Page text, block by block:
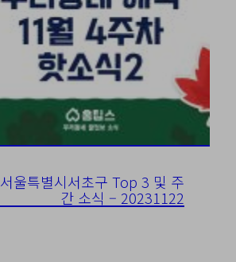
서울특별시서초구 Top 3 및 주
간 소식 – 20231122